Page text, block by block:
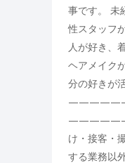
事です。 未
性スタッフ
人が好き、
ヘアメイク
分の好きが
け・接客・
する業務以